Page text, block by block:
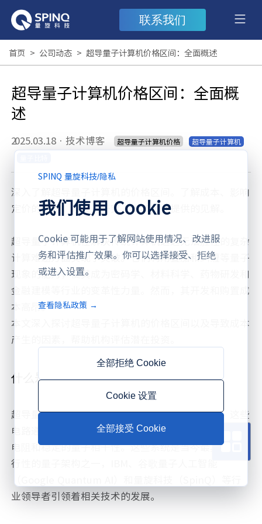
联系我们
首页 > 公司动态 > 超导量子计算机价格区间：全面概述
超导量子计算机价格区间：全面概
述
2025.03.18 · 技术博客 超导量子计算机价格
超导量子计算机
深入了解超导量子计算机的价格区间。了解成本、影响
定价的因素，以及为研究人员和企业提供的见解。
超导量子计算机在解决传统计算机远远无法胜任的复杂
计算难题方面实现了突破。它们利用叠加和纠缠等量子
现象的能力，使其成为密码学、材料科学、药物研发和
金融建模等行业的变革性力量。然而，其开发和购置成
本高昂。
本文深入探讨超导量子计算机的价格区间以及导致成本
产生的因素，帮助机构评估潜在投资。
什么是超导量子计算机？
超导量子计算机利用由超导电路形成的量子比特，这些
电路通过低温系统冷却至接近绝对零度，从而实现最小
电阻和稳定的量子相干性。这些系统是当今最具商业可
行性的量子架构之一，IBM、谷歌量子人工智能
业领导者引领着相关技术的发展。
SPINQ 量旋科技/隐私
我们使用 Cookie
Cookie 可能用于了解网站使用情况、改进服
务和评估推广效果。你可以选择接受、拒绝
或进入设置。
查看隐私政策 →
全部拒绝 Cookie
Cookie 设置
全部接受 Cookie